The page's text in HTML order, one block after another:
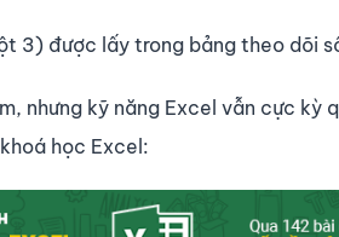
3) được lấy trong bảng theo dõi
nhưng kỹ năng Excel vẫn cực
học Excel: